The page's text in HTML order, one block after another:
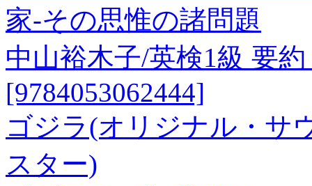
家-その思惟の諸問題
中山裕木子/英検1級 要
[9784053062444]
ゴジラ(オリジナル・サ
スター)